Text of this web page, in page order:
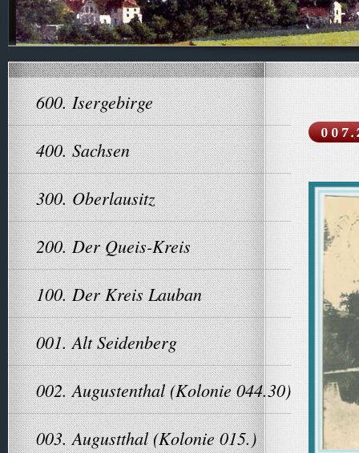
600. Isergebirge
400. Sachsen
300. Oberlausitz
200. Der Queis-Kreis
100. Der Kreis Lauban
001. Alt Seidenberg
002. Augustenthal (Kolonie 044.30)
003. Augustthal (Kolonie 015.)